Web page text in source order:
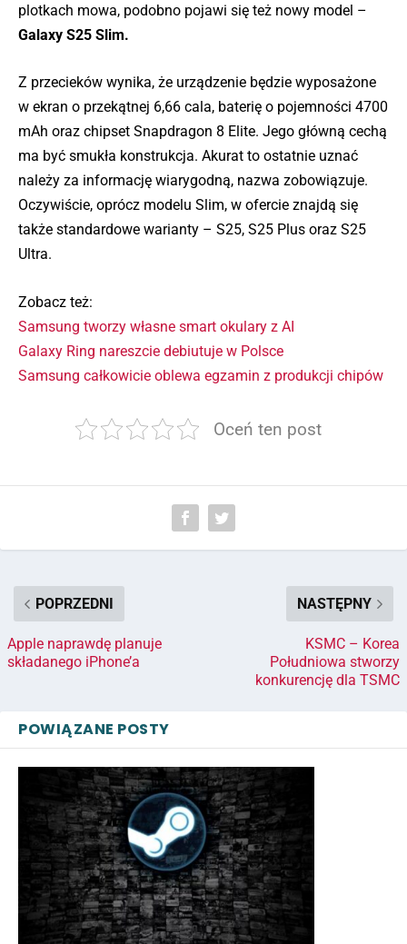
plotkach mowa, podobno pojawi się też nowy model –
Galaxy S25 Slim.
Z przecieków wynika, że urządzenie będzie wyposażone
w ekran o przekątnej 6,66 cala, baterię o pojemności 4700
mAh oraz chipset Snapdragon 8 Elite. Jego główną cechą
ma być smukła konstrukcja. Akurat to ostatnie uznać
należy za informację wiarygodną, nazwa zobowiązuje.
Oczywiście, oprócz modelu Slim, w ofercie znajdą się
także standardowe warianty – S25, S25 Plus oraz S25
Ultra.
Zobacz też:
Samsung tworzy własne smart okulary z AI
Galaxy Ring nareszcie debiutuje w Polsce
Samsung całkowicie oblewa egzamin z produkcji chipów
Oceń ten post
POPRZEDNI
Apple naprawdę planuje
składanego iPhone’a
NASTĘPNY
KSMC – Korea
Południowa stworzy
konkurencję dla TSMC
POWIĄZANE POSTY